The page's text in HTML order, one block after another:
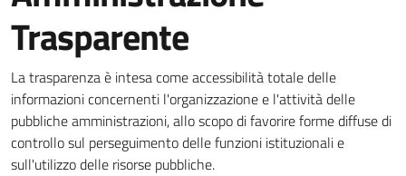
Trasparente
La trasparenza è intesa come accessibilità totale delle
informazioni concernenti l'organizzazione e l'attività delle
pubbliche amministrazioni, allo scopo di favorire forme diffuse di
controllo sul perseguimento delle funzioni istituzionali e
sull'utilizzo delle risorse pubbliche.